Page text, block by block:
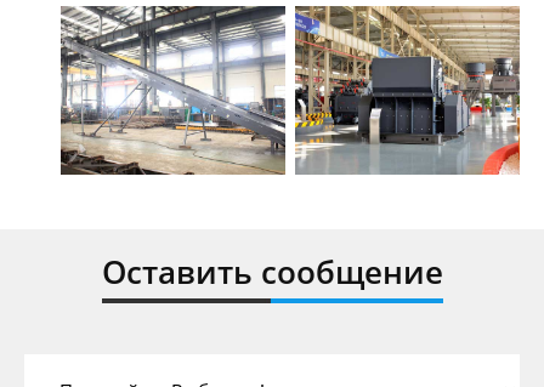
Оставить сообщение